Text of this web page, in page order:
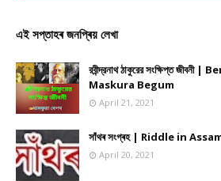
এই সপ্তাহৰ জনপ্ৰিয় লেখা
রবীন্দ্রনাথ ঠাকুরের সংক্ষিপ্ত
Maskura Begum
April 21, 2021
সাঁথৰ সংগ্ৰহ | Riddle in
April 20, 2021